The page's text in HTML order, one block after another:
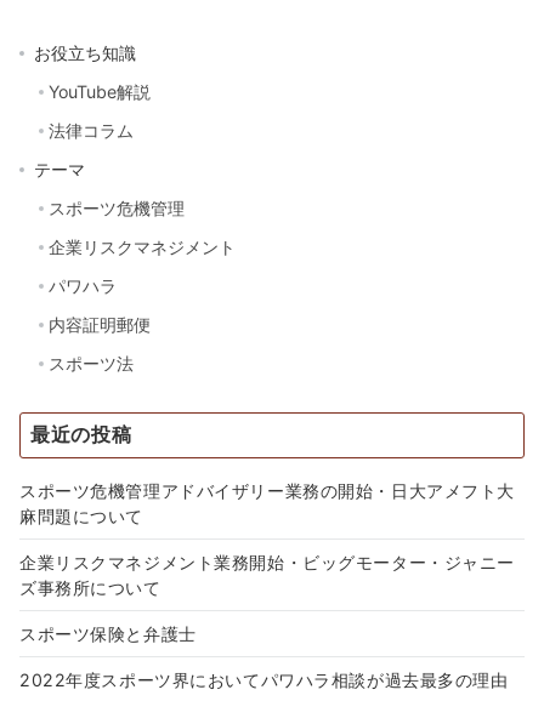
お役立ち知識
YouTube解説
法律コラム
テーマ
スポーツ危機管理
企業リスクマネジメント
パワハラ
内容証明郵便
スポーツ法
最近の投稿
スポーツ危機管理アドバイザリー業務の開始・日大アメフト大
麻問題について
企業リスクマネジメント業務開始・ビッグモーター・ジャニー
ズ事務所について
スポーツ保険と弁護士
2022年度スポーツ界においてパワハラ相談が過去最多の理由